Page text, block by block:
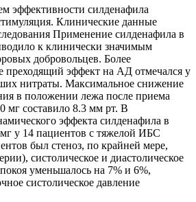
эффективности силденафила
Клинические данные
Применение силденафила в
к клинически значимым
добровольцев. Более
эффект на АД отмечался у
нитраты. Максимальное снижение
в положении лежа после приема
мг составило 8.3 мм рт. В
эффекта силденафила в
у 14 пациентов с тяжелой ИБС
был стеноз, по крайней мере,
систолическое и диастолическое
уменьшалось на 7% и 6%,
систолическое давление